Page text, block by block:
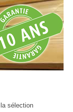
sélection